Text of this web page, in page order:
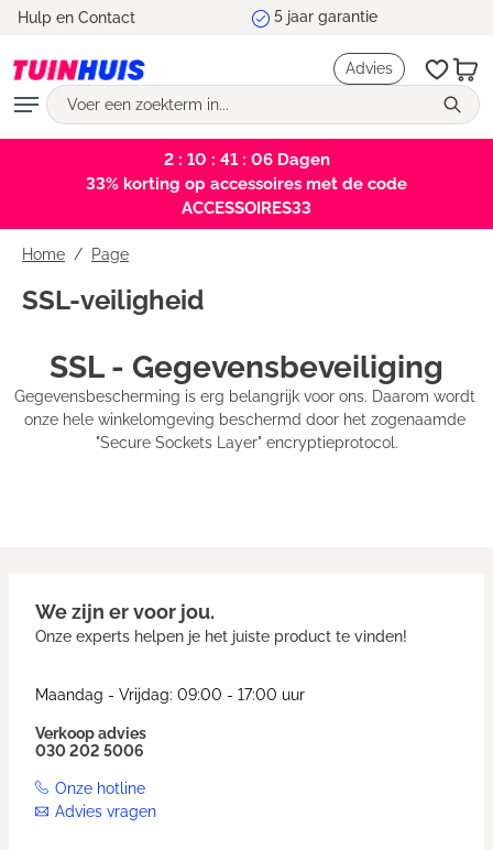
Hulp en Contact 5 jaar garantie
Advies
2 : 10 : 41 : 05Dagen
33% korting op accessoires met de code
ACCESSOIRES33
Home Page
SSL-veiligheid
SSL - Gegevensbeveiliging
Gegevensbescherming is erg belangrijk voor ons. Daarom wordt
onze hele winkelomgeving beschermd door het zogenaamde
"Secure Sockets Layer" encryptieprotocol.
We zijn er voor jou.
Onze experts helpen je het juiste product te vinden!
Maandag - Vrijdag: 09:00 - 17:00 uur
Verkoop advies
030 202 5006
Onze hotline
Advies vragen